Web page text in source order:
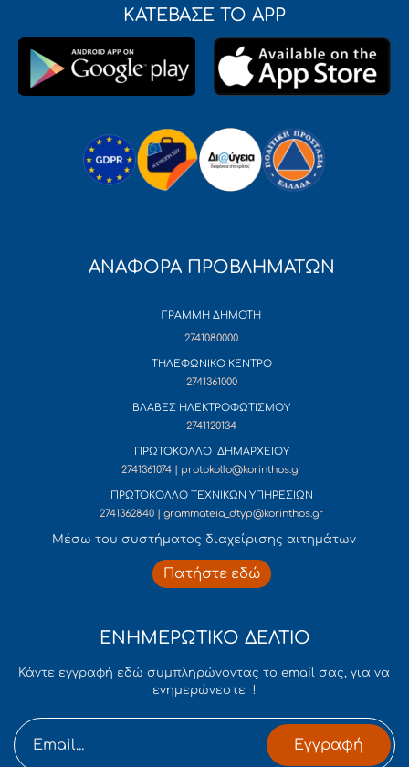
ΚΑΤΕΒΑΣΕ ΤΟ APP
ΑΝΑΦΟΡΑ ΠΡΟΒΛΗΜΑΤΩΝ
ΓΡΑΜΜΗ ΔΗΜΟΤΗ
2741080000
ΤΗΛΕΦΩΝΙΚΟ ΚΕΝΤΡΟ
2741361000
ΒΛΑΒΕΣ ΗΛΕΚΤΡΟΦΩΤΙΣΜΟΥ
2741120134
ΠΡΩΤΟΚΟΛΛΟ ΔΗΜΑΡΧΕΙΟΥ
2741361074 | protokollo@korinthos.gr
ΠΡΩΤΟΚΟΛΛΟ ΤΕΧΝΙΚΩΝ ΥΠΗΡΕΣΙΩΝ
2741362840 | grammateia_dtyp@korinthos.gr
Mέσω του συστήματος διαχείρισης αιτημάτων
Πατήστε εδώ
ΕΝΗΜΕΡΩΤΙΚΟ ΔΕΛΤΙΟ
Κάντε εγγραφή εδώ συμπληρώνοντας το email σας, για να
ενημερώνεστε !
Εγγραφή